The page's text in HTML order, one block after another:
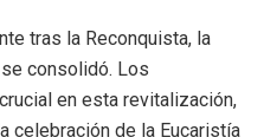
tras la Reconquista, la
consolidó. Los
en esta revitalización,
celebración de la Eucaristía